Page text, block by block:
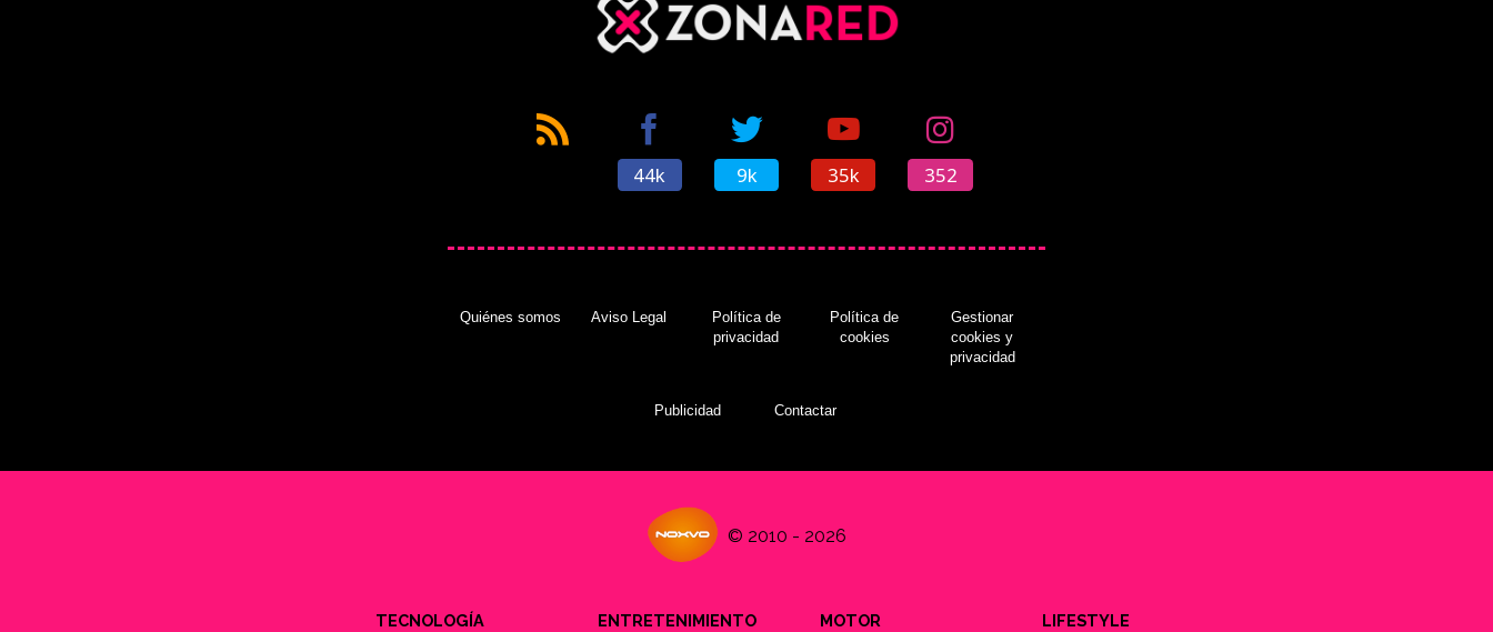
44k 9k 35k 352
Quiénes somos Aviso Legal
Política de
privacidad
Política de
cookies
Gestionar
cookies y
privacidad
Publicidad Contactar
© 2010 - 2026
TECNOLOGÍA ENTRETENIMIENTO MOTOR LIFESTYLE